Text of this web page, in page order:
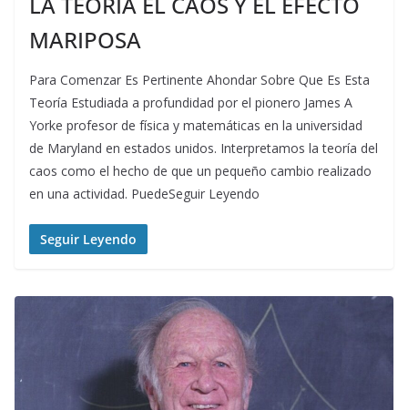
MARIPOSA
Para Comenzar Es Pertinente Ahondar Sobre Que Es Esta
Teoría Estudiada a profundidad por el pionero James A
Yorke profesor de física y matemáticas en la universidad
de Maryland en estados unidos. Interpretamos la teoría del
caos como el hecho de que un pequeño cambio realizado
en una actividad. PuedeSeguir Leyendo
Seguir Leyendo